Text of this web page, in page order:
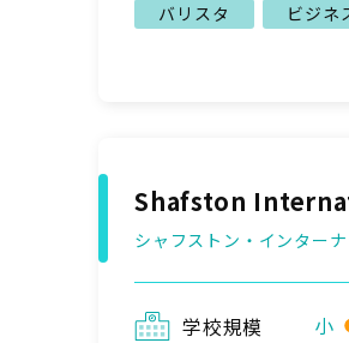
バリスタ ビジネ
Shafston
シャフストン・インター
学校規模 小